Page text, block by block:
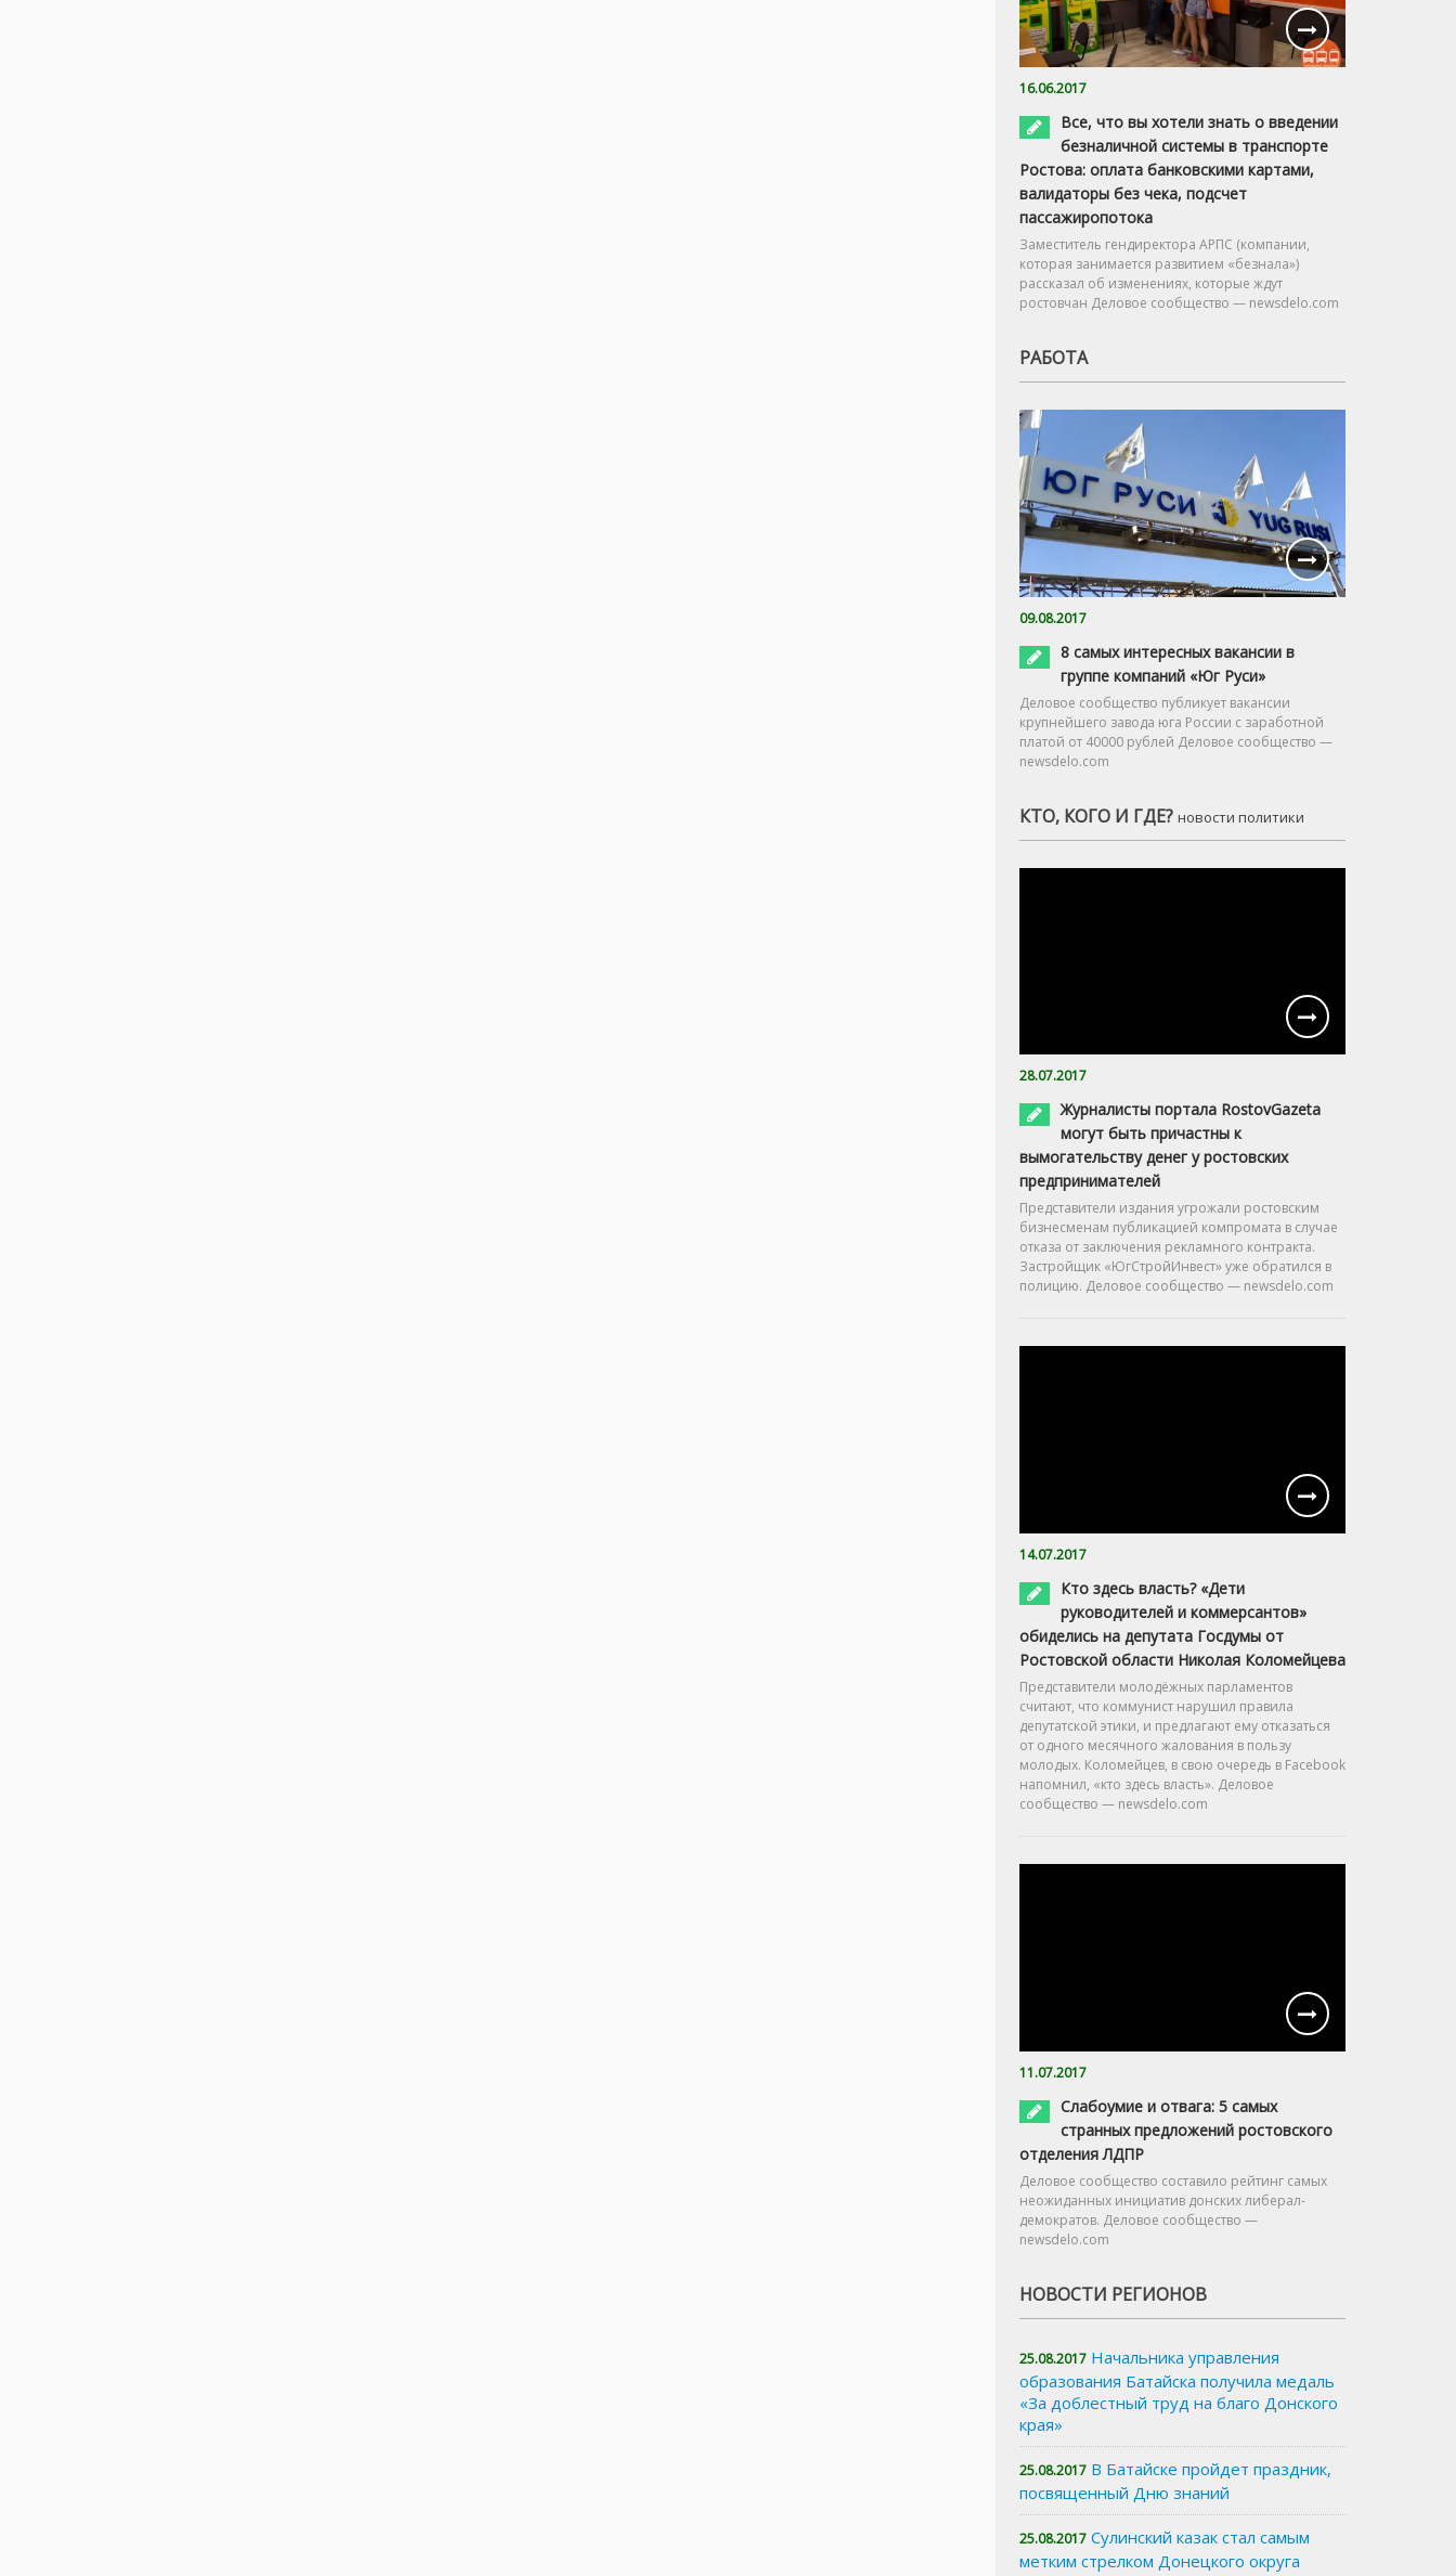
16.06.2017
Все, что вы хотели знать о введении
безналичной системы в транспорте
Ростова: оплата банковскими картами,
валидаторы без чека, подсчет
пассажиропотока
Заместитель гендиректора АРПС (компании,
которая занимается развитием «безнала»)
рассказал об изменениях, которые ждут
ростовчан Деловое сообщество — newsdelo.com
РАБОТА
09.08.2017
8 самых интересных вакансии в
группе компаний «Юг Руси»
Деловое сообщество публикует вакансии
крупнейшего завода юга России с заработной
платой от 40000 рублей Деловое сообщество —
newsdelo.com
КТО, КОГО И ГДЕ? новости политики
28.07.2017
Журналисты портала RostovGazeta
могут быть причастны к
вымогательству денег у ростовских
предпринимателей
Представители издания угрожали ростовским
бизнесменам публикацией компромата в случае
отказа от заключения рекламного контракта.
Застройщик «ЮгСтройИнвест» уже обратился в
полицию. Деловое сообщество — newsdelo.com
14.07.2017
Кто здесь власть? «Дети
руководителей и коммерсантов»
обиделись на депутата Госдумы от
Ростовской области Николая Коломейцева
Представители молодёжных парламентов
считают, что коммунист нарушил правила
депутатской этики, и предлагают ему отказаться
от одного месячного жалования в пользу
молодых. Коломейцев, в свою очередь в Facebook
напомнил, «кто здесь власть». Деловое
сообщество — newsdelo.com
11.07.2017
Слабоумие и отвага: 5 самых
странных предложений ростовского
отделения ЛДПР
Деловое сообщество составило рейтинг самых
неожиданных инициатив донских либерал-
демократов. Деловое сообщество —
newsdelo.com
НОВОСТИ РЕГИОНОВ
25.08.2017 Начальника управления
образования Батайска получила медаль
«За доблестный труд на благо Донского
края»
25.08.2017 В Батайске пройдет праздник,
посвященный Дню знаний
25.08.2017 Сулинский казак стал самым
метким стрелком Донецкого округа